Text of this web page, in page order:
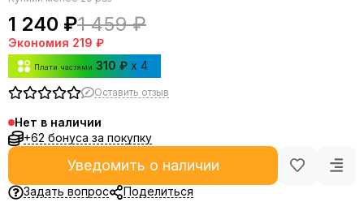
1 240 ₽1 459 ₽
Экономия 219 ₽
Плати частями 310 ₽ x 4
Оставить отзыв
Нет в наличии
+62 бонуса за покупку
Уведомить о наличии
Задать вопрос Поделиться